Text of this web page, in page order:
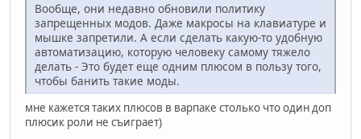
Вообще, они недавно обновили политику
запрещенных модов. Даже макросы на клавиатуре и
мышке запретили. А если сделать какую-то удобную
автоматизацию, которую человеку самому тяжело
делать - Это будет еще одним плюсом в пользу того,
чтобы банить такие моды.
мне кажется таких плюсов в варпаке столько что один доп
плюсик роли не съиграет)